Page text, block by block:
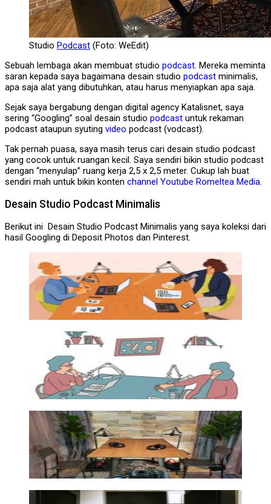
Studio Podcast (Foto: WeEdit)
Sebuah lembaga akan membuat studio podcast. Mereka meminta
saran kepada saya bagaimana desain studio podcast minimalis,
apa saja alat yang dibutuhkan, atau harus menyiapkan apa saja.
Sejak saya bergabung dengan digital agency Katalisnet, saya
sering “Googling” soal desain studio podcast untuk rekaman
podcast ataupun syuting video podcast (vodcast).
Tak pernah puasa, saya masih terus cari desain studio podcast
yang cocok untuk ruangan kecil. Saya sendiri bikin studio podcast
dengan “menyulap” ruang kerja 2,5 x 2,5 meter. Cukup lah buat
sendiri mah untuk bikin konten channel Youtube Romeltea Media.
Desain Studio Podcast Minimalis
Berikut ini Desain Studio Podcast Minimalis yang saya koleksi dari
hasil Googling di Deposit Photos dan Pinterest.